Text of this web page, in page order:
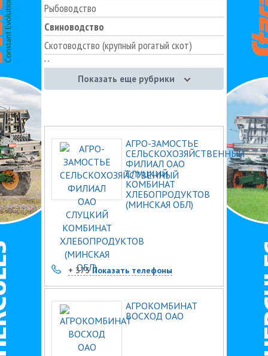
Рыбоводство
Свиноводство
Скотоводство (крупный рогатый скот)
Услуги в животноводстве
Показать еще рубрики
АГРО-ЗАМОСТЬЕ
СЕЛЬСКОХОЗЯЙСТВЕННЫЙ
ФИЛИАЛ ОАО
СЛУЦКИЙ
КОМБИНАТ
ХЛЕБОПРОДУКТОВ
(МИНСКАЯ ОБЛ)
+ 375Показать телефоны
АГРОКОМБИНАТ
ВОСХОД ОАО